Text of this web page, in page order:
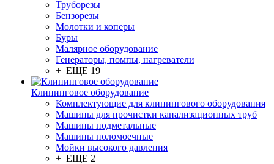
Труборезы
Бензорезы
Молотки и коперы
Буры
Малярное оборудование
Генераторы, помпы, нагреватели
+ ЕЩЕ 19
Клининговое оборудование
Комплектующие для клинингового оборудования
Машины для прочистки канализационных труб
Машины подметальные
Машины поломоечные
Мойки высокого давления
+ ЕЩЕ 2